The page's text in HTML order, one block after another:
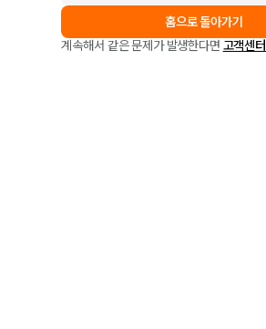
홈으로 돌아가기
계속해서 같은 문제가 발생한다면 고객센터